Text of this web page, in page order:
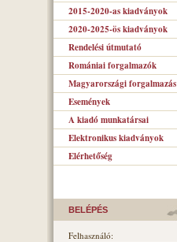
2015-2020-as kiadványok
2020-2025-ös kiadványok
Rendelési útmutató
Romániai forgalmazók
Magyarországi forgalmazás
Események
A kiadó munkatársai
Elektronikus kiadványok
Elérhetőség
BELÉPÉS
Felhasználó: